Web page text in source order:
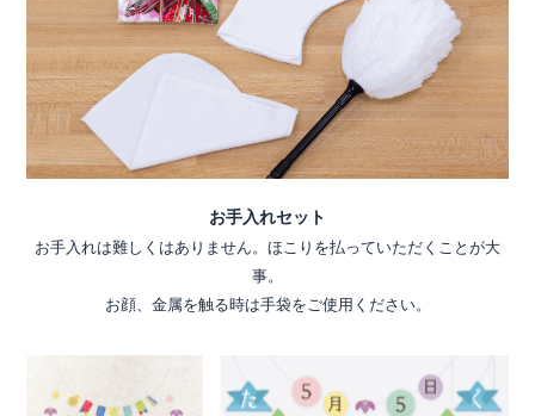
お手入れセット
お手入れは難しくはありません。ほこりを払っていただくことが大
事。
お顔、金属を触る時は手袋をご使用ください。